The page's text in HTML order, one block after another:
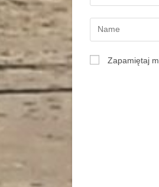
Zapamiętaj